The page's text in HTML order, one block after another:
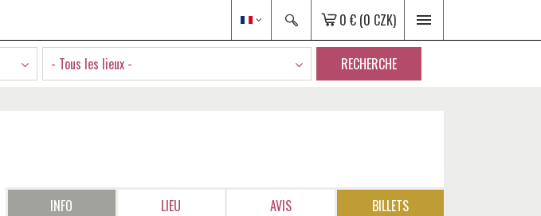
0 € (0 CZK)
- Tous les lieux - RECHERCHE
INFO LIEU AVIS BILLETS